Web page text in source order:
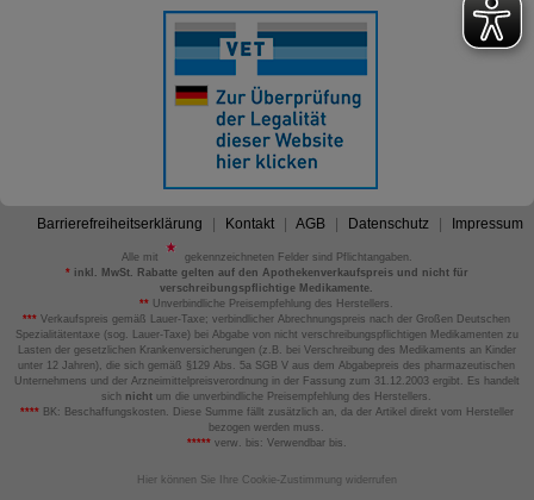
Barrierefreiheitserklärung Kontakt AGB Datenschutz Impressum
Alle mit
gekennzeichneten Felder sind Pflichtangaben.
*inkl. MwSt. Rabatte gelten auf den Apothekenverkaufspreis und nicht für
verschreibungspflichtige Medikamente.
** Unverbindliche Preisempfehlung des Herstellers.
*** Verkaufspreis gemäß Lauer-Taxe; verbindlicher Abrechnungspreis nach der Großen Deutschen
Spezialitätentaxe (sog. Lauer-Taxe) bei Abgabe von nicht verschreibungspflichtigen Medikamenten zu
Lasten der gesetzlichen Krankenversicherungen (z.B. bei Verschreibung des Medikaments an Kinder
unter 12 Jahren), die sich gemäß §129 Abs. 5a SGB V aus dem Abgabepreis des pharmazeutischen
Unternehmens und der Arzneimittelpreisverordnung in der Fassung zum 31.12.2003 ergibt. Es handelt
sich nicht um die unverbindliche Preisempfehlung des Herstellers.
****BK: Beschaffungskosten. Diese Summe fällt zusätzlich an, da der Artikel direkt vom Hersteller
bezogen werden muss.
*****verw. bis: Verwendbar bis.
Hier können Sie Ihre Cookie-Zustimmung widerrufen